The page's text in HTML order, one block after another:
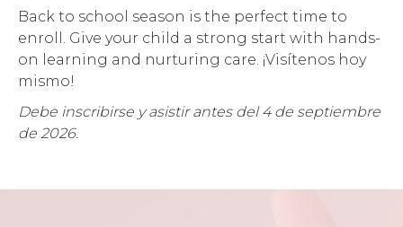
Back to school season is the perfect time to
enroll. Give your child a strong start with hands-
on learning and nurturing care. ¡Visítenos hoy
mismo!
Debe inscribirse y asistir antes del 4 de septiembre
de 2026.